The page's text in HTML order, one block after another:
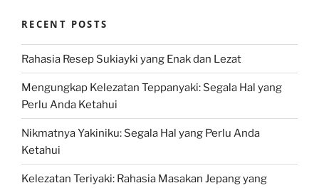
RECENT POSTS
Rahasia Resep Sukiayki yang Enak dan Lezat
Mengungkap Kelezatan Teppanyaki: Segala Hal yang
Perlu Anda Ketahui
Nikmatnya Yakiniku: Segala Hal yang Perlu Anda
Ketahui
Kelezatan Teriyaki: Rahasia Masakan Jepang yang